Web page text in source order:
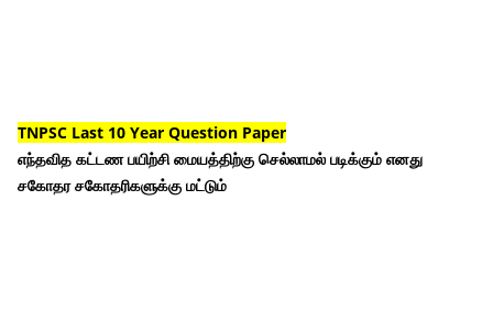
TNPSC Last 10 Year Question Paper
எந்தவித கட்டண பயிற்சி மையத்திற்கு செல்லாமல் படிக்கும் எனது
சகோதர சகோதரிகளுக்கு மட்டும்